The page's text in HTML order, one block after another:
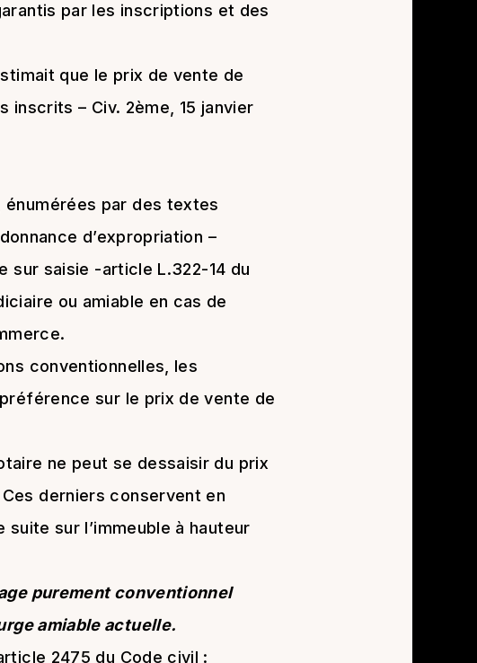
par les inscriptions et des
que le prix de vente de
– Civ. 2ème, 15 janvier
par des textes
d’expropriation –
sur saisie -article L.322-14 du
ou amiable en cas de
conventionnelles, les
sur le prix de vente de
ne peut se dessaisir du prix
derniers conservent en
sur l’immeuble à hauteur
purement conventionnel
amiable actuelle.
2475 du Code civil :